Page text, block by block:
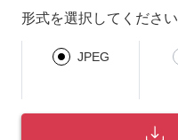
形式を選択してください
JPEG